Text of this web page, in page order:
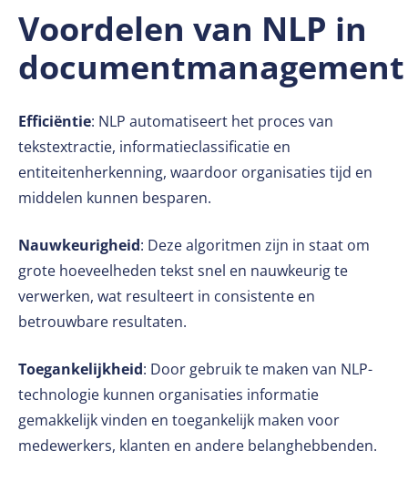
Voordelen van NLP in
documentmanagement
Efficiëntie: NLP automatiseert het proces van
tekstextractie, informatieclassificatie en
entiteitenherkenning, waardoor organisaties tijd en
middelen kunnen besparen.
Nauwkeurigheid: Deze algoritmen zijn in staat om
grote hoeveelheden tekst snel en nauwkeurig te
verwerken, wat resulteert in consistente en
betrouwbare resultaten.
Toegankelijkheid: Door gebruik te maken van NLP-
technologie kunnen organisaties informatie
gemakkelijk vinden en toegankelijk maken voor
medewerkers, klanten en andere belanghebbenden.